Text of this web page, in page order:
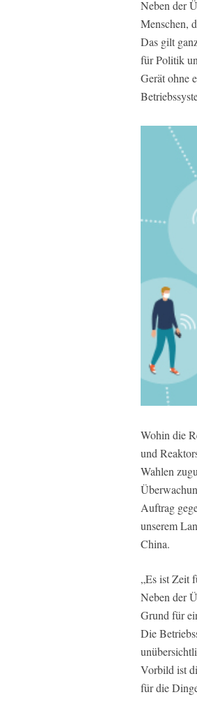
Neben der
Menschen,
Das gilt
für Politik
Gerät ohne
Wohin die
und
Wahlen
Auftrag
unserem
China.
„Es ist Zeit
Neben der
Grund für
Die
Vorbild ist
für die